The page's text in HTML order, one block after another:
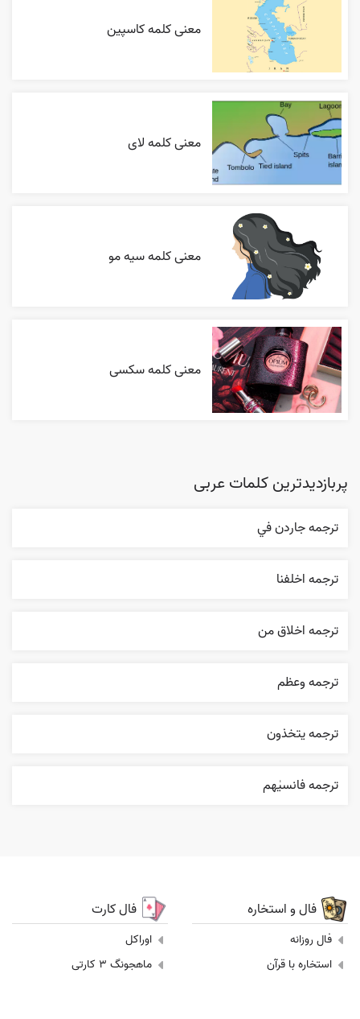
معنی کلمه کاسپین
معنی کلمه لای
معنی کلمه سیه مو
معنی کلمه سکسی
پربازدیدترین کلمات عربی
ترجمه جاردن في
ترجمه اخلفنا
ترجمه اخلاق من
ترجمه وعظم
ترجمه يتخذون
ترجمه فانسیٰهم
فال و استخاره
فال روزانه
استخاره با قرآن
فال کارت
اوراکل
ماهجونگ 3 کارتی